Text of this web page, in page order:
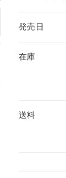
発売日
在庫
送料